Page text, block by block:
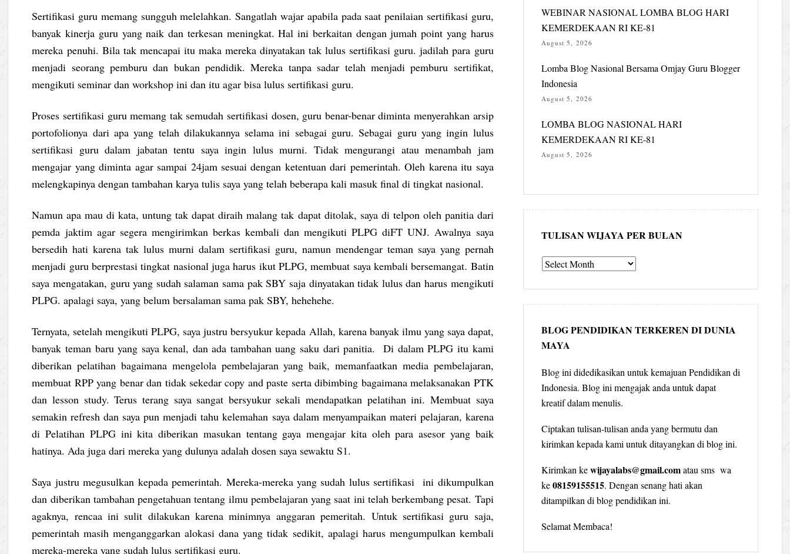
Sertifikasi guru memang sungguh melelahkan. Sangatlah wajar apabila pada saat penilaian sertifikasi guru,
banyak kinerja guru yang naik dan terkesan meningkat. Hal ini berkaitan dengan jumah point yang harus
mereka penuhi. Bila tak mencapai itu maka mereka dinyatakan tak lulus sertifikasi guru. jadilah para guru
menjadi seorang pemburu dan bukan pendidik. Mereka tanpa sadar telah menjadi pemburu sertifikat,
mengikuti seminar dan workshop ini dan itu agar bisa lulus sertifikasi guru.
Proses sertifikasi guru memang tak semudah sertifikasi dosen, guru benar-benar diminta menyerahkan arsip
portofolionya dari apa yang telah dilakukannya selama ini sebagai guru. Sebagai guru yang ingin lulus
sertifikasi guru dalam jabatan tentu saya ingin lulus murni. Tidak mengurangi atau menambah jam
mengajar yang diminta agar sampai 24jam sesuai dengan ketentuan dari pemerintah. Oleh karena itu saya
melengkapinya dengan tambahan karya tulis saya yang telah beberapa kali masuk final di tingkat nasional.
Namun apa mau di kata, untung tak dapat diraih malang tak dapat ditolak, saya di telpon oleh panitia dari
pemda jaktim agar segera mengirimkan berkas kembali dan mengikuti PLPG diFT UNJ. Awalnya saya
bersedih hati karena tak lulus murni dalam sertifikasi guru, namun mendengar teman saya yang pernah
menjadi guru berprestasi tingkat nasional juga harus ikut PLPG, membuat saya kembali bersemangat. Batin
saya mengatakan, guru yang sudah salaman sama pak SBY saja dinyatakan tidak lulus dan harus mengikuti
PLPG. apalagi saya, yang belum bersalaman sama pak SBY, hehehehe.
Ternyata, setelah mengikuti PLPG, saya justru bersyukur kepada Allah, karena banyak ilmu yang saya dapat,
banyak teman baru yang saya kenal, dan ada tambahan uang saku dari panitia. Di dalam PLPG itu kami
diberikan pelatihan bagaimana mengelola pembelajaran yang baik, memanfaatkan media pembelajaran,
membuat RPP yang benar dan tidak sekedar copy and paste serta dibimbing bagaimana melaksanakan PTK
dan lesson study. Terus terang saya sangat bersyukur sekali mendapatkan pelatihan ini. Membuat saya
semakin refresh dan saya pun menjadi tahu kelemahan saya dalam menyampaikan materi pelajaran, karena
di Pelatihan PLPG ini kita diberikan masukan tentang gaya mengajar kita oleh para asesor yang baik
hatinya. Ada juga dari mereka yang dulunya adalah dosen saya sewaktu S1.
Saya justru megusulkan kepada pemerintah. Mereka-mereka yang sudah lulus sertifikasi ini dikumpulkan
dan diberikan tambahan pengetahuan tentang ilmu pembelajaran yang saat ini telah berkembang pesat. Tapi
agaknya, rencaa ini sulit dilakukan karena minimnya anggaran pemeritah. Untuk sertifikasi guru saja,
pemerintah masih menganggarkan alokasi dana yang tidak sedikit, apalagi harus mengumpulkan kembali
mereka-mereka yang sudah lulus sertifikasi guru.
WEBINAR NASIONAL LOMBA BLOG HARI
KEMERDEKAAN RI KE-81
August 5, 2026
Lomba Blog Nasional Bersama Omjay Guru Blogger
Indonesia
August 5, 2026
LOMBA BLOG NASIONAL HARI
KEMERDEKAAN RI KE-81
August 5, 2026
TULISAN WIJAYA PER BULAN
Tulisan
per
bulan
BLOG PENDIDIKAN TERKEREN DI DUNIA
MAYA
Blog ini didedikasikan untuk kemajuan Pendidikan di
Indonesia. Blog ini mengajak anda untuk dapat
kreatif dalam menulis.
Ciptakan tulisan-tulisan anda yang bermutu dan
kirimkan kepada kami untuk ditayangkan di blog ini.
Kirimkan kewijayalabs@gmail.comatau sms wa
ke08159155515. Dengan senang hati akan
ditampilkan di blog pendidikan ini.
Selamat Membaca!